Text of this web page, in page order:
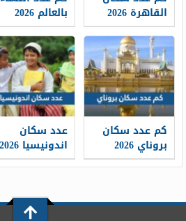
القاهرة 2026 بالعالم 2026
كم عدد سكان
بروناي 2026
عدد سكان
اندونيسيا 2026